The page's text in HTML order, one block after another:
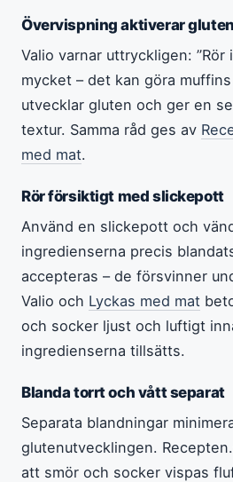
Övervispning aktiverar gluten
Valio varnar uttryckligen:
mycket – det kan göra
utvecklar gluten och ger en
textur. Samma råd ges av
med mat.
Rör försiktigt med slickepott
Använd en slickepott och
ingredienserna precis
accepteras – de försvinner
Valio och Lyckas med mat
och socker ljust och luftigt
ingredienserna tillsätts.
Blanda torrt och vått separat
Separata blandningar
glutenutvecklingen.
att smör och socker vispas